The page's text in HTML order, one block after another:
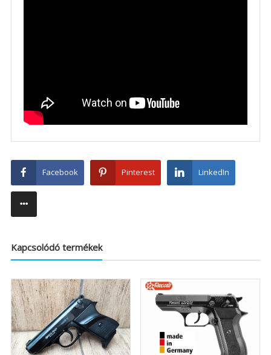
Facebook Pinterest LinkedIn
Kapcsolódó termékek